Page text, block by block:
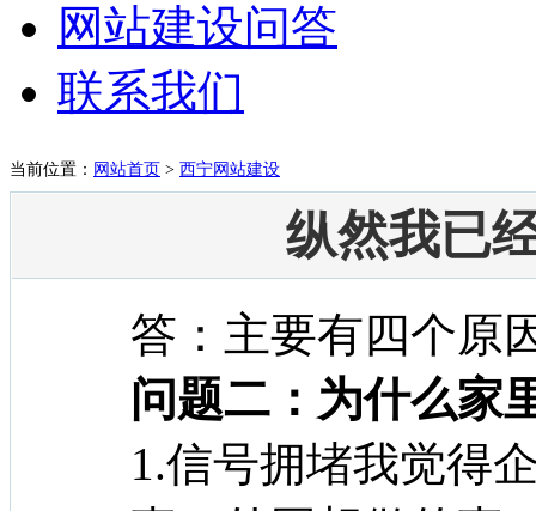
网站建设问答
联系我们
当前位置： 网站首页 > 西宁网站建设
纵然我已
答：主要有四个原
问题二：为什么家
1.信号拥堵我觉得